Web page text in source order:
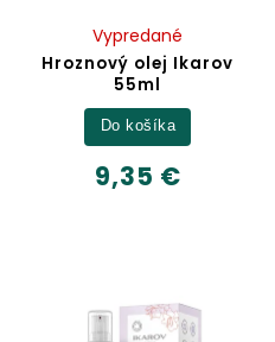
Hroznový olej Ikarov
55ml
Vypredané
9,35 €
Do košíka